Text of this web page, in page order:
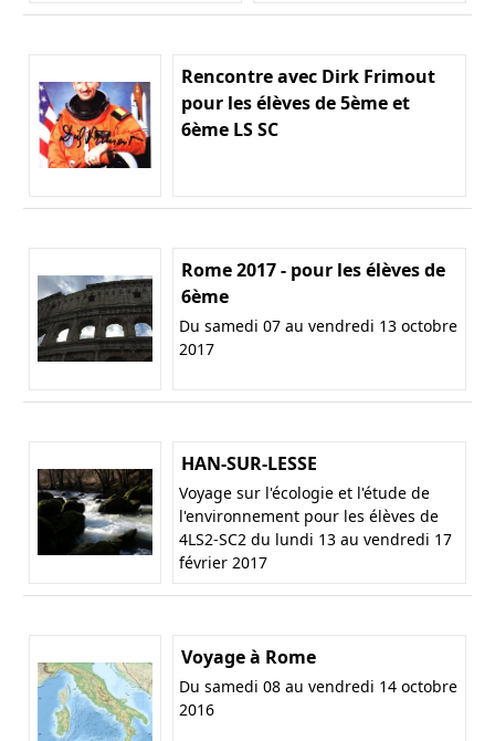
Rencontre avec Dirk Frimout
pour les élèves de 5ème et
6ème LS SC
Rome 2017 - pour les élèves de
6ème
Du samedi 07 au vendredi 13 octobre
2017
HAN-SUR-LESSE
Voyage sur l'écologie et l'étude de
l'environnement pour les élèves de
4LS2-SC2 du lundi 13 au vendredi 17
février 2017
Voyage à Rome
Du samedi 08 au vendredi 14 octobre
2016